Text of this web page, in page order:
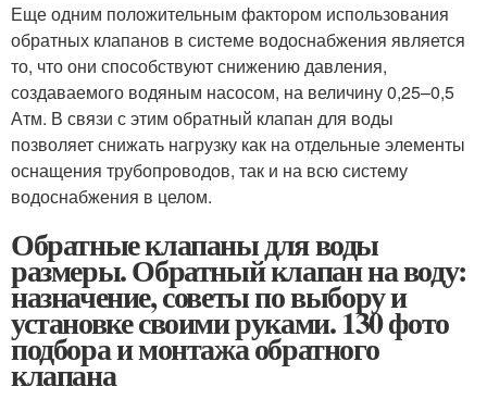
Еще одним положительным фактором использования
обратных клапанов в системе водоснабжения является
то, что они способствуют снижению давления,
создаваемого водяным насосом, на величину 0,25–0,5
Атм. В связи с этим обратный клапан для воды
позволяет снижать нагрузку как на отдельные элементы
оснащения трубопроводов, так и на всю систему
водоснабжения в целом.
Обратные клапаны для воды
размеры. Обратный клапан на воду:
назначение, советы по выбору и
установке своими руками. 130 фото
подбора и монтажа обратного
клапана